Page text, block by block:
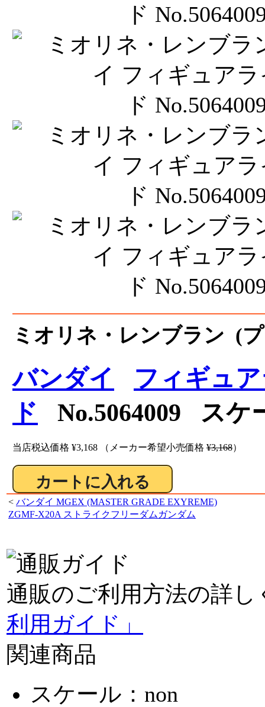
ミオリネ・レンブラン (
バンダイ
フィギュ
ド No.5064009 スケ
当店税込価格 ¥3,168 （メーカー希望小売価格 ¥3,168）
< バンダイ MGEX (MASTER GRADE EXYREME)
ZGMF-X20A ストライクフリーダムガンダム
通販のご利用方法の詳し
利用ガイド」
関連商品
スケール：non